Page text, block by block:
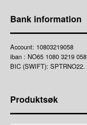
Bank information
Account: 10803219058
iban : NO65 1080 3219 058
BIC (SWIFT): SPTRNO22.
Produktsøk